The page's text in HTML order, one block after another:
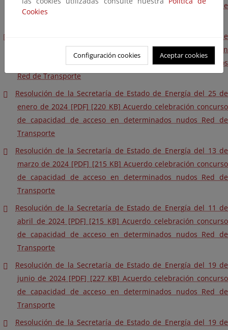
de capacidad de acceso en determinados nudos de la red de
Resolución de la Secretaría de Estado de Energía del 17 de
noviembre de 2023 [PDF] [219 KB] Acuerdo celebración
concurso de capacidad de acceso en determinados nudos
Red de Transporte
Resolución de la Secretaría de Estado de Energía del 25 de
enero de 2024 [PDF] [220 KB] Acuerdo celebración concurso
de capacidad de acceso en determinados nudos Red de
Transporte
Resolución de la Secretaría de Estado de Energía del 13 de
marzo de 2024 [PDF] [215 KB] Acuerdo celebración concurso
de capacidad de acceso en determinados nudos Red de
Transporte
Resolución de la Secretaría de Estado de Energía del 11 de
abril de 2024 [PDF] [215 KB] Acuerdo celebración concurso
de capacidad de acceso en determinados nudos Red de
Transporte
Resolución de la Secretaría de Estado de Energía del 19 de
junio de 2024 [PDF] [227 KB] Acuerdo celebración concurso
de capacidad de acceso en determinados nudos Red de
Transporte
Resolución de la Secretaría de Estado de Energía del 19 de
Cookies
Configuración cookies Aceptar cookies